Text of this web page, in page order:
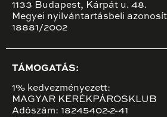
1133 Budapest, Kárpát u. 48.
Megyei nyilvántartásbeli
18881/2002
TÁMOGATÁS:
1% kedvezményezett:
MAGYAR KERÉKPÁROSKLUB
Adószám: 18245402-2-41